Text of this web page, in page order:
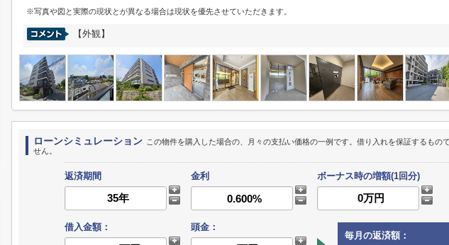
※写真や図と実際の現状とが異なる場合は現状を優先させていただきます。
【外観】
ローンシミュレーション この物件を購入した場合の、月々の支払い価格の一例です。借り入れを保証するもの
せん。
返済期間 金利 ボーナス時の増額(1回分)
借入金額：
頭金：
毎月の返済額：